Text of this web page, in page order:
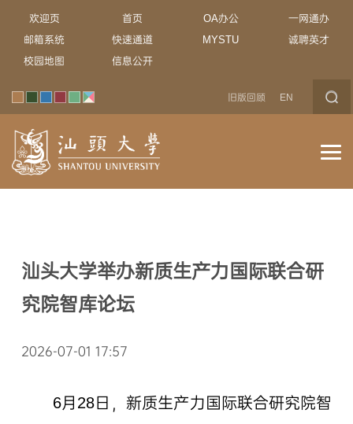
欢迎页 首页 OA办公
一网通办
邮箱系统
快速通道 MYSTU
诚聘英才
校园地图
信息公开
旧版回顾 EN
汕头大学举办新质生产力国际联合研
究院智库论坛
2026-07-01 17:57
6月28日，新质生产力国际联合研究院智